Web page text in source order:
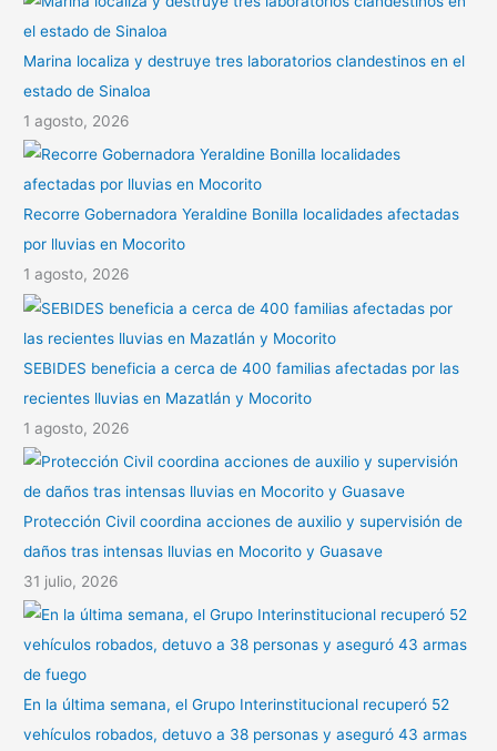
Marina localiza y destruye tres laboratorios clandestinos en el
estado de Sinaloa
1 agosto, 2026
Recorre Gobernadora Yeraldine Bonilla localidades afectadas
por lluvias en Mocorito
1 agosto, 2026
SEBIDES beneficia a cerca de 400 familias afectadas por las
recientes lluvias en Mazatlán y Mocorito
1 agosto, 2026
Protección Civil coordina acciones de auxilio y supervisión de
daños tras intensas lluvias en Mocorito y Guasave
31 julio, 2026
En la última semana, el Grupo Interinstitucional recuperó 52
vehículos robados, detuvo a 38 personas y aseguró 43 armas